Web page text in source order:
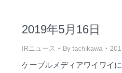
2019年5月16日
IRニュース By tachikawa
ケーブルメディアワイワイ